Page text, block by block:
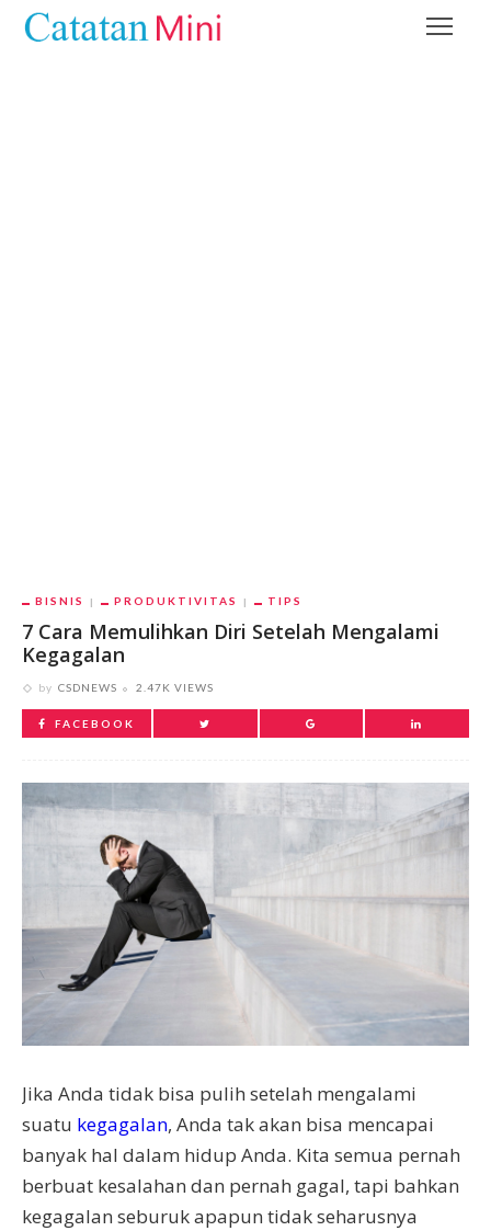
BISNIS PRODUKTIVITAS TIPS
7 Cara Memulihkan Diri Setelah Mengalami
Kegagalan
by CSDNEWS 2.47K VIEWS
FACEBOOK
Jika Anda tidak bisa pulih setelah mengalami
suatu kegagalan, Anda tak akan bisa mencapai
banyak hal dalam hidup Anda. Kita semua pernah
berbuat kesalahan dan pernah gagal, tapi bahkan
kegagalan seburuk apapun tidak seharusnya